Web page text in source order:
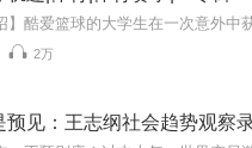
2万
预见：王志纲社会趋势观察